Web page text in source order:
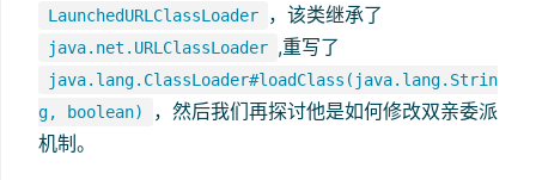
LaunchedURLClassLoader ，该类继承了
java.net.URLClassLoader ,重写了
java.lang.ClassLoader#loadClass(java.lang.Strin
g, boolean)
，然后我们再探讨他是如何修改双亲委派
机制。